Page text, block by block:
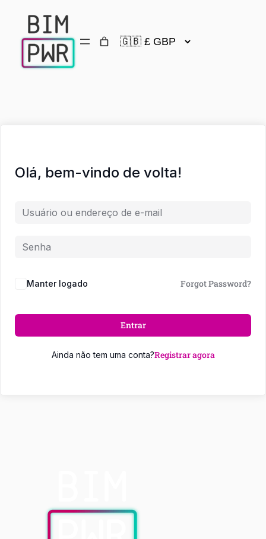
Olá, bem-vindo de volta!
Manter logado Forgot Password?
Entrar
Ainda não tem uma conta?Registrar agora